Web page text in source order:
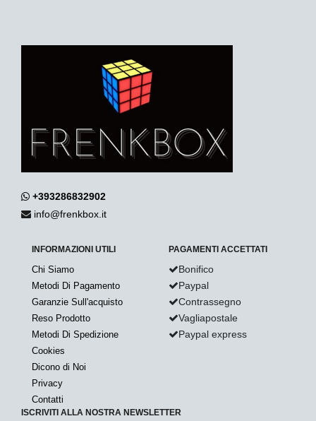
+393286832902
info@frenkbox.it
INFORMAZIONI UTILI
Chi Siamo
Metodi Di Pagamento
Garanzie Sull'acquisto
Reso Prodotto
Metodi Di Spedizione
Cookies
Dicono di Noi
Privacy
Contatti
PAGAMENTI ACCETTATI
Bonifico
Paypal
Contrassegno
Vagliapostale
Paypal express
ISCRIVITI ALLA NOSTRA NEWSLETTER